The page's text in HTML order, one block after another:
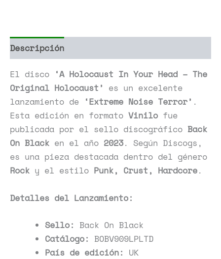
Descripción
El disco ‘A Holocaust In Your Head – The
Original Holocaust’ es un excelente
lanzamiento de ‘Extreme Noise Terror’ .
Esta edición en formato Vinilo fue
publicada por el sello discográfico Back
On Black en el año 2023. Según Discogs,
es una pieza destacada dentro del género
Rock y el estilo Punk, Crust, Hardcore.
Detalles del Lanzamiento:
Sello: Back On Black
Catálogo: BOBV909LPLTD
País de edición: UK